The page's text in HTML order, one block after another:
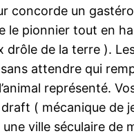
concorde un
pionnier tout en
drôle de la terre ).
attendre qui
représenté.
( mécanique de
ville séculaire de